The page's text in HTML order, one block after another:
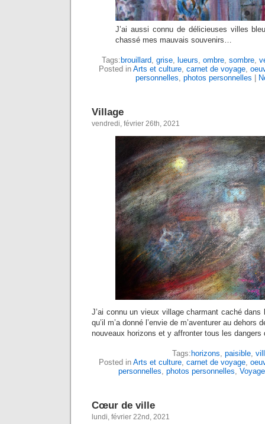
J’ai aussi connu de délicieuses villes
chassé mes mauvais souvenirs…
Tags:brouillard grise lueurs ombre sombre
Posted in Arts et culture carnet de voyage
personnelles photos personnelles |
Village
vendredi, février 26th, 2021
J’ai connu un vieux village charmant caché
qu’il m’a donné l’envie de m’aventurer au dehors
nouveaux horizons et y affronter tous les dangers
Tags: horizons, paisible,
Posted in Arts et culture, carnet de voyage,
personnelles, photos personnelles,
Cœur de ville
lundi, février 22nd, 2021